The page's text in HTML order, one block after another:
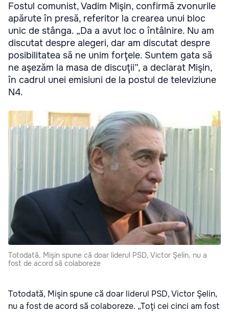
Fostul comunist, Vadim Mişin, confirmă zvonurile
apărute în presă, referitor la crearea unui bloc
unic de stânga. „Da a avut loc o întâlnire. Nu am
discutat despre alegeri, dar am discutat despre
posibilitatea să ne unim forţele. Suntem gata să
ne aşezăm la masa de discuţii”, a declarat Mişin,
în cadrul unei emisiuni de la postul de televiziune
N4.
Totodată, Mişin spune că doar liderul PSD, Victor Şelin, nu a
fost de acord să colaboreze
Totodată, Mişin spune că doar liderul PSD, Victor Şelin,
nu a fost de acord să colaboreze. „Toţi cei cinci am fost